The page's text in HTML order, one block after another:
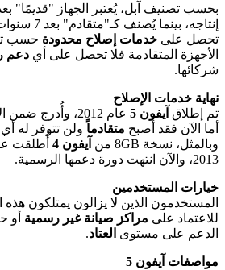
إنتاجه،
تحصل على خدمات إصلاح محدودة حسب
الأجهزة المتقادمة فلا تحصل على أي دعم
شركائها.
نهاية خدمات الإصلاح
تم إطلاق آيفون 5
أما الآن فقد أصبح متقادماً ولن تتوفر له
وبالمثل، نسخة 8GB من
آيفون 4
2013، والآن انتهت دورة دعمها الرسمية.
خيارات المستخدمين
المستخدمون الذين لا يزالون يمتلكون
للاعتماد على مراكز صيانة غير رسمية أو
الدعم على مستوى العتاد.
مواصفات آيفون 5